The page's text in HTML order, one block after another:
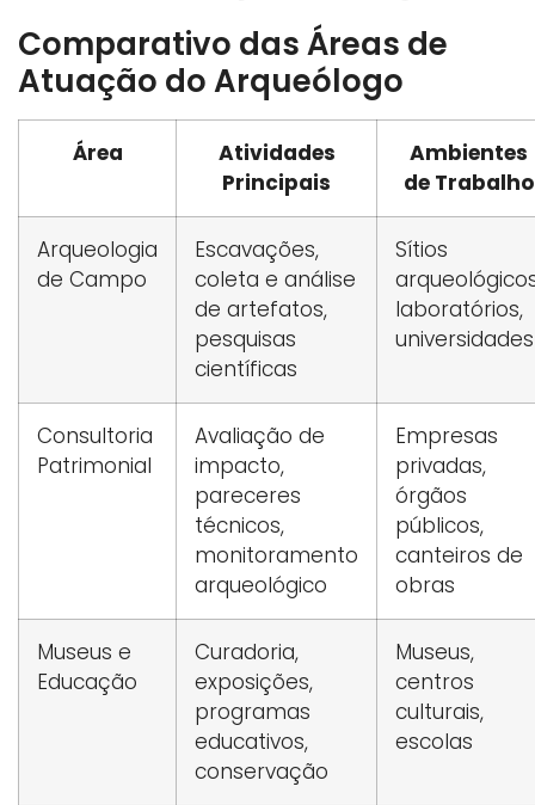
Comparativo das Áreas de
Atuação do Arqueólogo
Área
Atividades
Principais
Ambientes
de Trabalho
Arqueologia
de Campo
Escavações,
coleta e análise
de artefatos,
pesquisas
científicas
Sítios
laboratórios,
universidades
Consultoria
Patrimonial
Avaliação de
impacto,
pareceres
técnicos,
monitoramento
arqueológico
Empresas
privadas,
órgãos
públicos,
canteiros de
obras
Museus e
Educação
Curadoria,
exposições,
programas
educativos,
conservação
Museus,
centros
culturais,
escolas